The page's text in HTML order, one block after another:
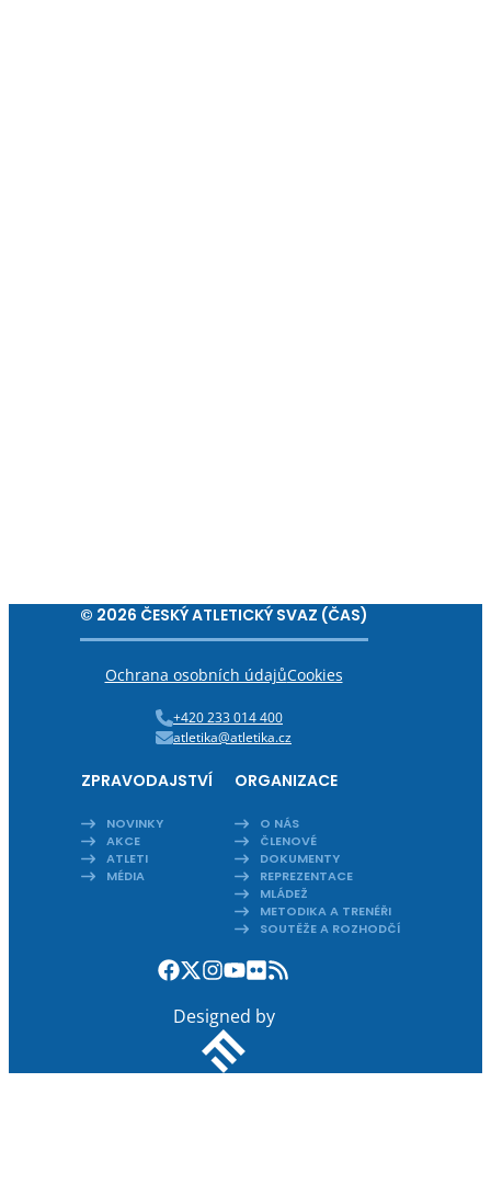
© 2026 ČESKÝ ATLETICKÝ SVAZ (ČAS)
Ochrana osobních údajůCookies
+420 233 014 400
atletika@atletika.cz
ZPRAVODAJSTVÍ
NOVINKY
AKCE
ATLETI
MÉDIA
ORGANIZACE
O NÁS
ČLENOVÉ
DOKUMENTY
REPREZENTACE
MLÁDEŽ
METODIKA A TRENÉŘI
SOUTĚŽE A ROZHODČÍ
Designed by